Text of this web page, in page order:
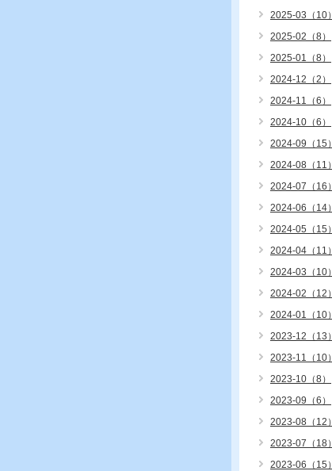
2025-03（10）
2025-02（8）
2025-01（8）
2024-12（2）
2024-11（6）
2024-10（6）
2024-09（15）
2024-08（11）
2024-07（16）
2024-06（14）
2024-05（15）
2024-04（11）
2024-03（10）
2024-02（12）
2024-01（10）
2023-12（13）
2023-11（10）
2023-10（8）
2023-09（6）
2023-08（12）
2023-07（18）
2023-06（15）